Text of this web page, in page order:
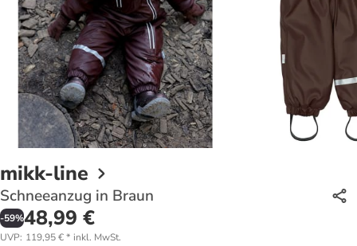
mikk-line
Schneeanzug in Braun
-59%48,99 €
UVP: 119,95 €* inkl. MwSt.